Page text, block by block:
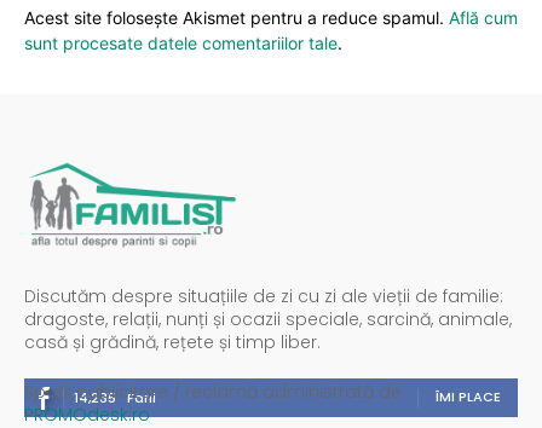
Acest site folosește Akismet pentru a reduce spamul. Află cum
sunt procesate datele comentariilor tale.
Discutăm despre situațiile de zi cu zi ale vieții de familie:
dragoste, relații, nunți și ocazii speciale, sarcină, animale,
casă și grădină, rețete și timp liber.
14,235 Fani ÎMI PLACE
Spații publicitare / reclamă administrată de
PROMOdesk.ro